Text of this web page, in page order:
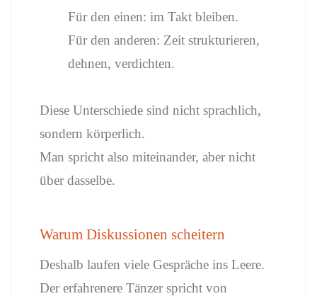
Für den einen: im Takt bleiben.
Für den anderen: Zeit strukturieren,
dehnen, verdichten.
Diese Unterschiede sind nicht sprachlich,
sondern körperlich.
Man spricht also miteinander, aber nicht
über dasselbe.
Warum Diskussionen scheitern
Deshalb laufen viele Gespräche ins Leere.
Der erfahrenere Tänzer spricht von